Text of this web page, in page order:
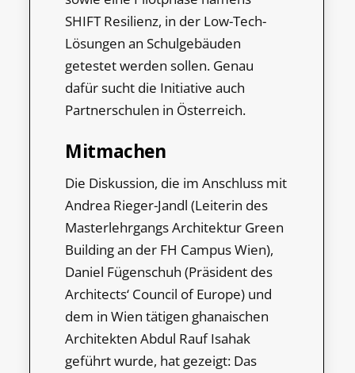
SHIFT Resilienz, in der Low-Tech-
Lösungen an Schulgebäuden
getestet werden sollen. Genau
dafür sucht die Initiative auch
Partnerschulen in Österreich.
Mitmachen
Die Diskussion, die im Anschluss mit
Andrea Rieger-Jandl (Leiterin des
Masterlehrgangs Architektur Green
Building an der FH Campus Wien),
Daniel Fügenschuh (Präsident des
Architects‘ Council of Europe) und
dem in Wien tätigen ghanaischen
Architekten Abdul Rauf Isahak
geführt wurde, hat gezeigt: Das